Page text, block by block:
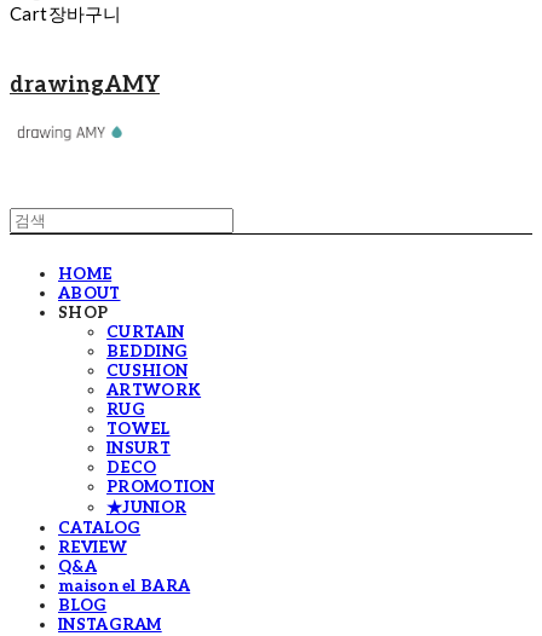
Cart장바구니
drawingAMY
HOME
ABOUT
SHOP
CURTAIN
BEDDING
CUSHION
ARTWORK
RUG
TOWEL
INSURT
DECO
PROMOTION
★JUNIOR
CATALOG
REVIEW
Q&A
maison el BARA
BLOG
INSTAGRAM